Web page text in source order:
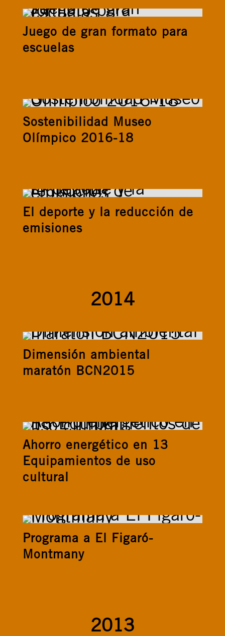
Juego de gran formato para
escuelas
Sostenibilidad Museo
Olímpico 2016-18
El deporte y la reducción de
emisiones
2014
Dimensión ambiental
maratón BCN2015
Ahorro energético en 13
Equipamientos de uso
cultural
Programa a El Figaró-
Montmany
2013